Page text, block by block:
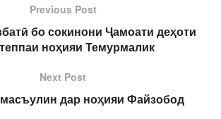
Previous Post
бо сокинони Ҷамоати деҳоти
ноҳияи Темурмалик
Next Post
дар ноҳияи Файзобод